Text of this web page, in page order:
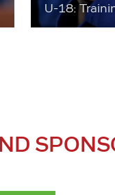
U-18: